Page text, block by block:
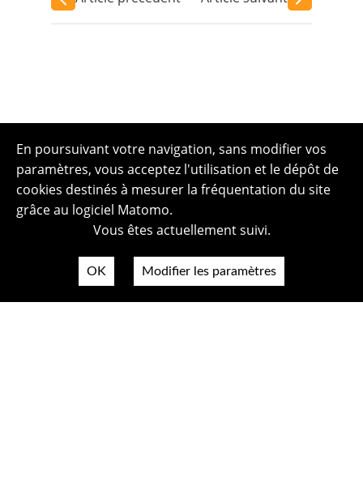
En poursuivant votre navigation, sans modifier vos
paramètres, vous acceptez l'utilisation et le dépôt de
cookies destinés à mesurer la fréquentation du site
grâce au logiciel Matomo.
Vous êtes actuellement suivi.
OK Modifier les paramètres